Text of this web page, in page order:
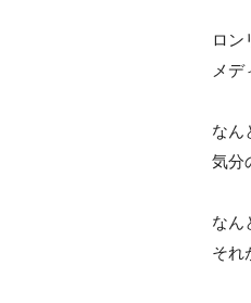
ロン
メデ
なん
気分
なん
それ